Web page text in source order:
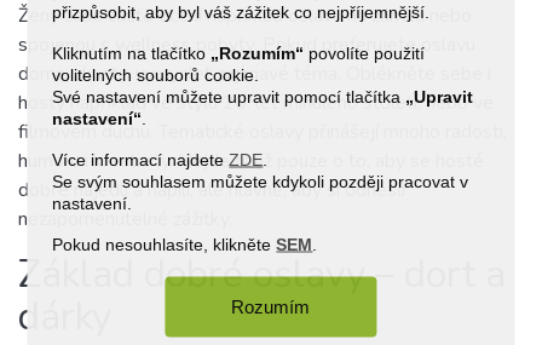
přizpůsobit, aby byl váš zážitek co nejpříjemnější.
Kliknutím na tlačítko „Rozumím“ povolíte použití
volitelných souborů cookie.
Své nastavení můžete upravit pomocí tlačítka
„Upravit
nastavení“
Více informací najdete ZDE
Se svým souhlasem můžete kdykoli později pracovat v
nastavení.
Pokud nesouhlasíte, klikněteSEM
Rozumím
Ženy zase často ocení například oslavu na zámku nebo
spojenou s wellness pobyty. Pokud preferujete oslavu
doma, zkuste vymyslet zajímavé téma. Oblékněte sebe i
hosty například ve stylu 20. let minulého století, nebo ve
filmovém duchu. Tematické oslavy přinášejí mnoho radosti,
humoru i kreativity. Nejde totiž pouze o to, aby se hosté
dobře najedli a napili, ale hlavně, aby si odnesli
nezapomenutelné zážitky.
Základ dobré oslavy – dort a
dárky